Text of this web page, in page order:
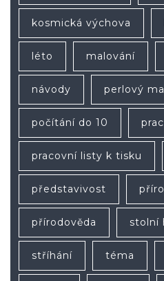
kosmická výchova
léto malování
návody perlový
počítání do 10
pracovní listy k tisku
představivost
přírodověda stolní
stříhání téma